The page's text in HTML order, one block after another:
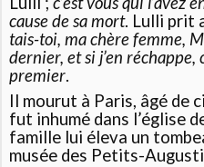
cause de sa mort. Lulli prit
tais-toi, ma chère femme,
dernier, et si j’en réchappe,
premier.
Il mourut à Paris, âgé de
fut inhumé dans l’église
famille lui éleva un
musée des Petits-